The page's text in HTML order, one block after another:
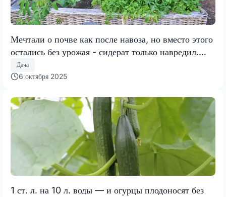
Мечтали о почве как после навоза, но вместо этого
остались без урожая - сидерат только навредил.
Вот что сеем вместо горчицы и радуемся
Дача
6 октября 2025
1 ст. л. на 10 л. воды — и огурцы плодоносят без